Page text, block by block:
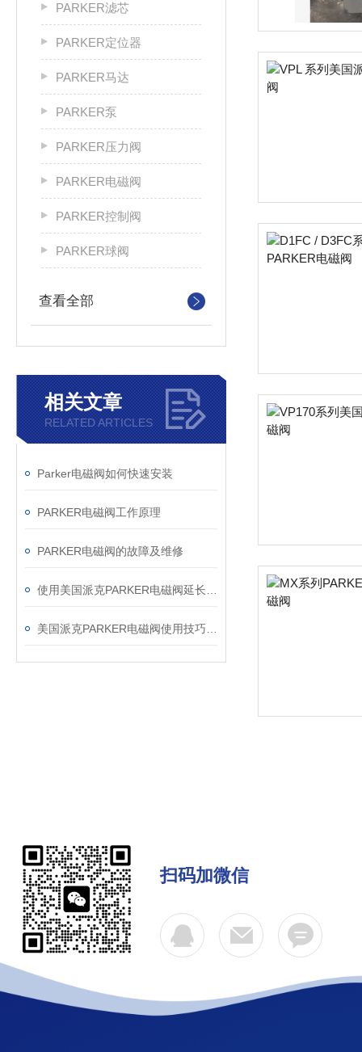
PARKER滤芯
PARKER定位器
PARKER马达
PARKER泵
PARKER压力阀
PARKER电磁阀
PARKER控制阀
PARKER球阀
查看全部
相关文章
RELATED ARTICLES
Parker电磁阀如何快速安装
PARKER电磁阀工作原理
PARKER电磁阀的故障及维修
扫码加微信